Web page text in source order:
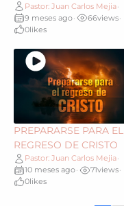
Pastor: Juan Carlos Mejia•
9 meses ago• 66views•
0likes
PREPARARSE PARA EL
REGRESO DE CRISTO
Pastor: Juan Carlos Mejia•
10 meses ago• 71views•
0likes